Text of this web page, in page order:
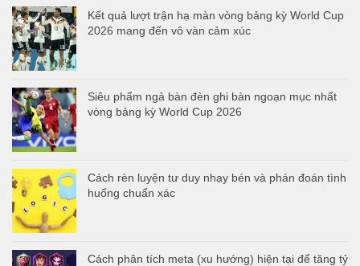
Kết quả lượt trận hạ màn vòng bảng kỳ World Cup
2026 mang đến vô vàn cảm xúc
Siêu phẩm ngả bàn đèn ghi bàn ngoạn mục nhất
vòng bảng kỳ World Cup 2026
Cách rèn luyện tư duy nhạy bén và phán đoán tình
huống chuẩn xác
Cách phân tích meta (xu hướng) hiện tại để tăng tỷ